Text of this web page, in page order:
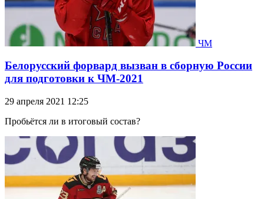
ЧМ
Белорусский форвард вызван в сборную России
для подготовки к ЧМ-2021
29 апреля 2021 12:25
Пробьётся ли в итоговый состав?